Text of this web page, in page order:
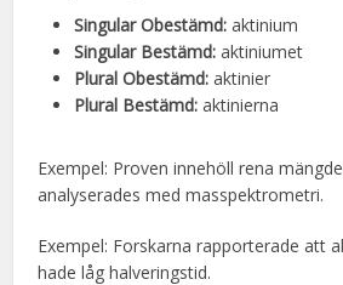
Singular Obestämd: aktinium
Singular Bestämd: aktiniumet
Plural Obestämd: aktinier
Plural Bestämd: aktinierna
Exempel: Proven innehöll rena
analyserades med masspektrometri.
Exempel: Forskarna rapporterade att
hade låg halveringstid.